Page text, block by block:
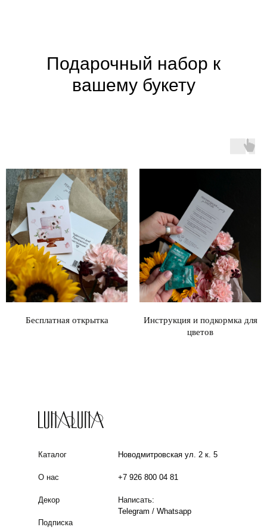
Подарочный набор к
вашему букету
Бесплатная открытка
Инструкция и подкормка для
цветов
Каталог
О нас
Декор
Подписка
Новодмитровская ул. 2 к. 5
+7 926 800 04 81
Написать:
Telegram / Whatsapp